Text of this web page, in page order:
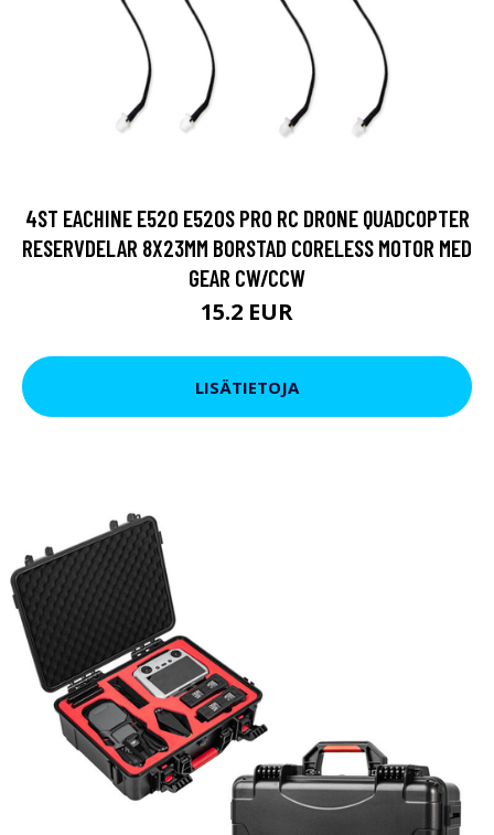
4ST EACHINE E520 E520S PRO RC DRONE QUADCOPTER
RESERVDELAR 8X23MM BORSTAD CORELESS MOTOR MED
GEAR CW/CCW
15.2 EUR
LISÄTIETOJA